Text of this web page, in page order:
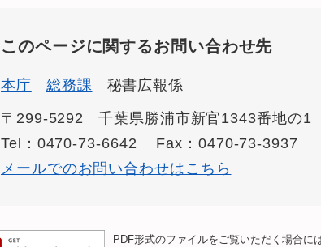
このページに関するお問い合わせ先
本庁 総務課 秘書広報係
〒299-5292
千葉県勝浦市新官1343番地の1
Tel：0470-73-6642
Fax：0470-73-3937
メールでのお問い合わせはこちら
PDF形式のファイルをご覧いただく場合に